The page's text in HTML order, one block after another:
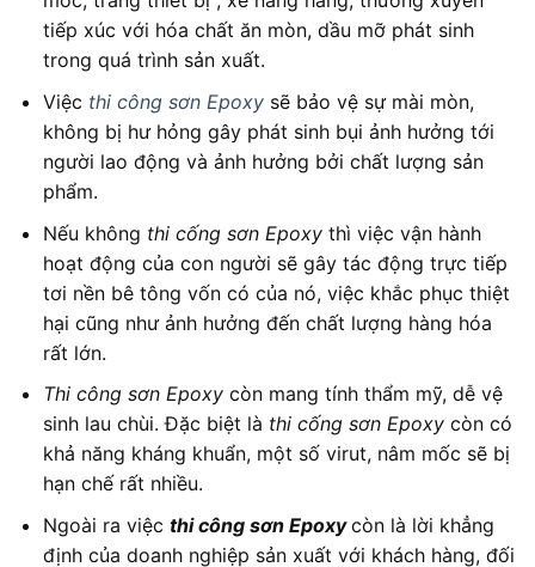
tiếp xúc với hóa chất ăn mòn, dầu mỡ phát sinh
trong quá trình sản xuất.
Việc thi công sơn Epoxy sẽ bảo vệ sự mài mòn,
không bị hư hỏng gây phát sinh bụi ảnh hưởng tới
người lao động và ảnh hưởng bởi chất lượng sản
phẩm.
Nếu không thi cống sơn Epoxythì việc vận hành
hoạt động của con người sẽ gây tác động trực tiếp
tơi nền bê tông vốn có của nó, việc khắc phục thiệt
hại cũng như ảnh hưởng đến chất lượng hàng hóa
rất lớn.
Thi công sơn Epoxycòn mang tính thẩm mỹ, dễ vệ
sinh lau chùi. Đặc biệt là thi cống sơn Epoxy còn có
khả năng kháng khuẩn, một số virut, nâm mốc sẽ bị
hạn chế rất nhiều.
Ngoài ra việc thi công sơn Epoxycòn là lời khẳng
định của doanh nghiệp sản xuất với khách hàng, đối